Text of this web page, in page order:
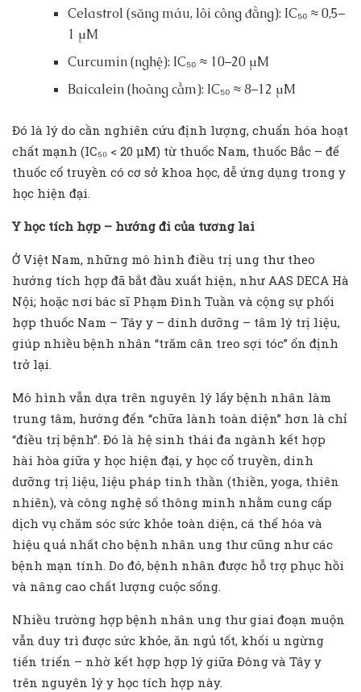
Celastrol (săng máu, lôi công đằng): IC₅₀ ≈ 0,5–
1 µM
Curcumin (nghệ): IC₅₀ ≈ 10–20 µM
Baicalein (hoàng cầm): IC₅₀ ≈ 8–12 µM
Đó là lý do cần nghiên cứu định lượng, chuẩn hóa hoạt
chất mạnh (IC₅₀ < 20 µM) từ thuốc Nam, thuốc Bắc – để
thuốc cổ truyền có cơ sở khoa học, dễ ứng dụng trong y
học hiện đại.
Y học tích hợp – hướng đi của tương lai
Ở Việt Nam, những mô hình điều trị ung thư theo
hướng tích hợp đã bắt đầu xuất hiện, như AAS DECA Hà
Nội; hoặc nơi bác sĩ Phạm Đình Tuần và cộng sự phối
hợp thuốc Nam – Tây y – dinh dưỡng – tâm lý trị liệu,
giúp nhiều bệnh nhân “trăm cân treo sợi tóc” ổn định
trở lại.
Mô hình vẫn dựa trên nguyên lý lấy bệnh nhân làm
trung tâm, hướng đến “chữa lành toàn diện” hơn là chỉ
“điều trị bệnh”. Đó là hệ sinh thái đa ngành kết hợp
hài hòa giữa y học hiện đại, y học cổ truyền, dinh
dưỡng trị liệu, liệu pháp tinh thần (thiền, yoga, thiên
nhiên), và công nghệ số thông minh nhằm cung cấp
dịch vụ chăm sóc sức khỏe toàn diện, cá thể hóa và
hiệu quả nhất cho bệnh nhân ung thư cũng như các
bệnh mạn tính. Do đó, bệnh nhân được hỗ trợ phục hồi
và nâng cao chất lượng cuộc sống.
Nhiều trường hợp bệnh nhân ung thư giai đoạn muộn
vẫn duy trì được sức khỏe, ăn ngủ tốt, khối u ngừng
tiến triển – nhờ kết hợp hợp lý giữa Đông và Tây y
trên nguyên lý y học tích hợp này.